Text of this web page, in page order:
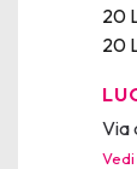
20
20
Via